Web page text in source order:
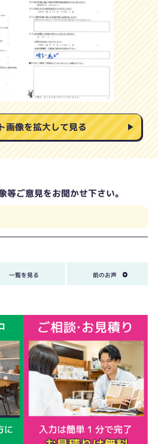
画像を拡大して見る
等ご意見をお聞かせ下さい。
一覧を見る 前のお声